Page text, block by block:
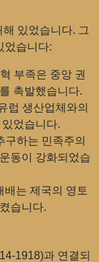
있었습니다. 그
었습니다:
부족은 중앙 권
촉발했습니다.
럽 생산업체와의
었습니다.
구하는 민족주의
동이 강화되었습
배는 제국의 영토
습니다.
1918)과 연결되